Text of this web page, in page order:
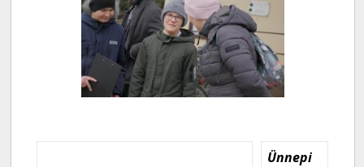
Ünnepi